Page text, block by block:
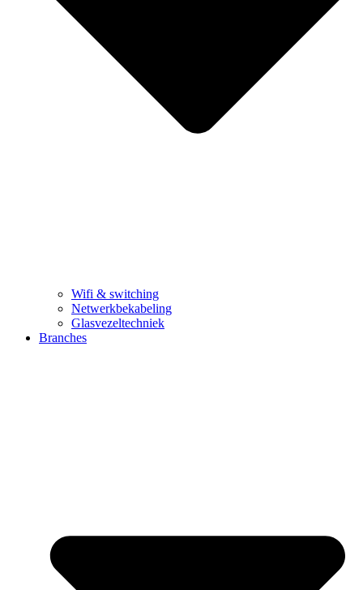
Wifi & switching
Netwerkbekabeling
Glasvezeltechniek
Branches